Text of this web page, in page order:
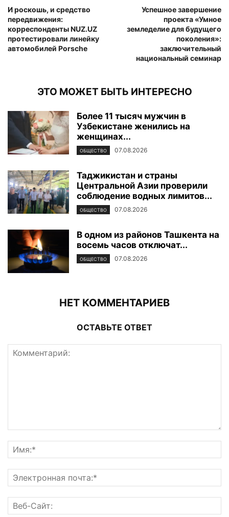
И роскошь, и средство
передвижения:
корреспонденты NUZ.UZ
протестировали линейку
автомобилей Porsсhe
Успешное завершение
проекта «Умное
земледелие для будущего
поколения»:
заключительный
национальный семинар
ЭТО МОЖЕТ БЫТЬ ИНТЕРЕСНО
Более 11 тысяч мужчин в
Узбекистане женились на
женщинах...
ОБЩЕСТВО 07.08.2026
Таджикистан и страны
Центральной Азии проверили
соблюдение водных лимитов...
ОБЩЕСТВО 07.08.2026
В одном из районов Ташкента на
восемь часов отключат...
ОБЩЕСТВО 07.08.2026
НЕТ КОММЕНТАРИЕВ
ОСТАВЬТЕ ОТВЕТ